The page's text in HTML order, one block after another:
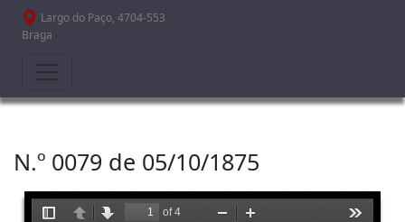
Passar para o conteúdo principal
Largo do Paço, 4704-553
Braga
N.º 0079 de 05/10/1875